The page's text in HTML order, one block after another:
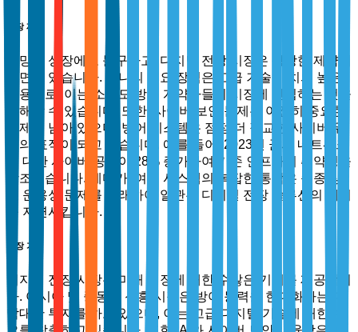
시장 제약
유망한 성장에도 불구하고, 디지털 전장 시장은 상당한 제약에
직면해 있습니다. 하나의 주요 장벽은 고급 기술 배치의 높은
비용으로, 이는 소규모 방위 계약자들이 시장에 진입하는 것을
저해할 수 있습니다. 또한, 사이버 보안 문제는 여전히 중요한
문제로 남아 있으며, 방어 시스템은 점점 더 정교한 사이버 위
협의 표적이 되고 있습니다. 예를 들어, 2023년 군사 네트워크
에 대한 사이버 공격이 28% 증가하여 기존 인프라의 취약성을
강조했습니다. 게다가, 여러 시스템의 복잡한 통합은 종종 상
호 운용성 문제를 초래하여 일관된 디지털 전장 솔루션의 배치
를 지연시킵니다.
시장 기회
디지털 전장 시장은 미래 성장에 대한 수많은 기회를 제공합니
다. 아시아 및 중동의 신흥 시장은 방어 능력을 현대화하는 데
막대한 투자를 하고 있으며, 이는 고급 디지털 기술에 대한 수